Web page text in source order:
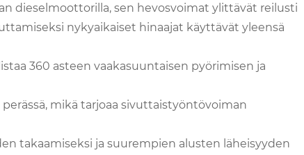
dieselmoottorilla, sen hevosvoimat ylittävät reilusti
nykyaikaiset hinaajat käyttävät yleensä
360 asteen vaakasuuntaisen pyörimisen ja
mikä tarjoaa sivuttaistyöntövoiman
takaamiseksi ja suurempien alusten läheisyyden